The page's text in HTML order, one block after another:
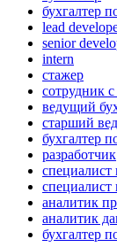
бухгалтер
lead
senior
intern
стажер
сотрудник
ведущий
старший
бухгалтер
разработчик
специалист
аналитик
аналитик
бухгалтер